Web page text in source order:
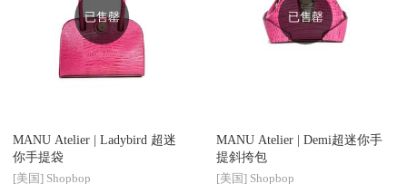
已售罄
MANU Atelier | Ladybird 超迷
你手提袋
[美国] Shopbop
已售罄
MANU Atelier | Demi超迷你手
提斜挎包
[美国] Shopbop